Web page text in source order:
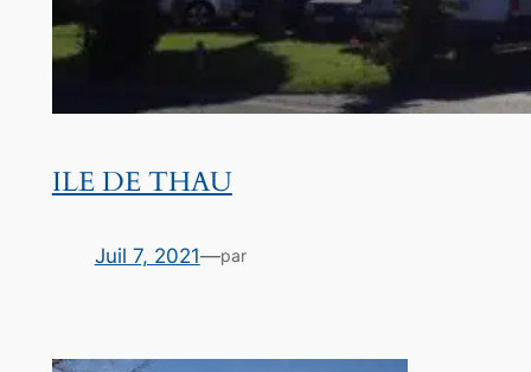
ILE DE THAU
Juil 7, 2021—par